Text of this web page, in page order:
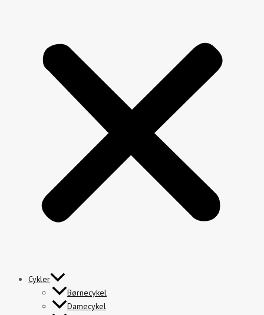
Cykler
Børnecykel
Damecykel